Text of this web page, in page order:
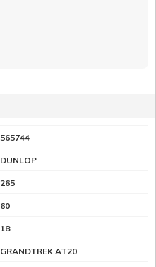
565744
DUNLOP
265
60
18
GRANDTREK AT20